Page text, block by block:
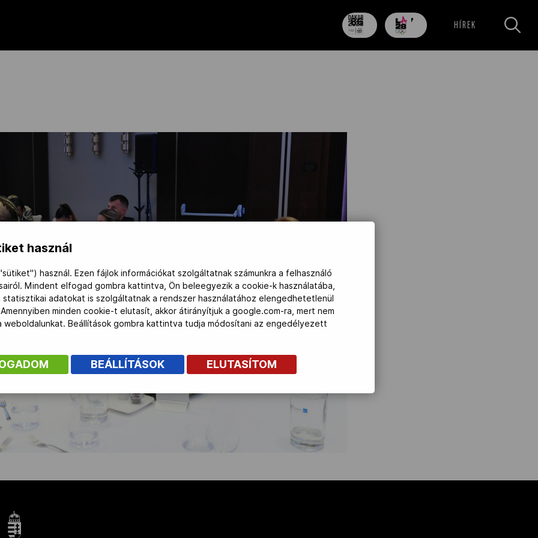
86
nap
707
nap HÍREK
használ
használ. Ezen fájlok információkat szolgáltatnak számunkra a felhasználó
Mindent elfogad gombra kattintva, Ön beleegyezik a cookie-k használatába,
statisztikai adatokat is szolgáltatnak a rendszer használatához elengedhetetlenül
minden cookie-t elutasít, akkor átirányítjuk a google.com-ra, mert nem
weboldalunkat. Beállítások gombra kattintva tudja módosítani az engedélyezett
BEÁLLÍTÁSOK ELUTASÍTOM